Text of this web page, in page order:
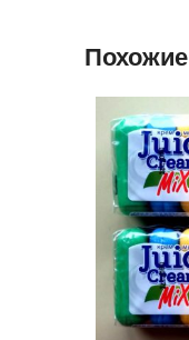
Похожие